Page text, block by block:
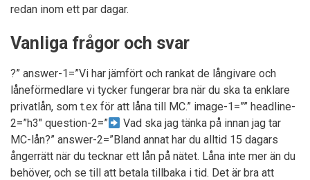
redan inom ett par dagar.
Vanliga frågor och svar
?” answer-1=”Vi har jämfört och rankat de långivare och
låneförmedlare vi tycker fungerar bra när du ska ta enklare
privatlån, som t.ex för att låna till MC.” image-1=”” headline-
2=”h3″ question-2=”
Vad ska jag tänka på innan jag tar
MC-lån?” answer-2=”Bland annat har du alltid 15 dagars
ångerrätt när du tecknar ett lån på nätet. Låna inte mer än du
behöver, och se till att betala tillbaka i tid. Det är bra att